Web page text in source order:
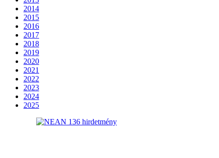
2014
2015
2016
2017
2018
2019
2020
2021
2022
2023
2024
2025